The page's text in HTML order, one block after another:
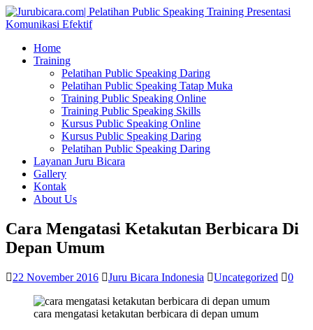
Home
Training
Pelatihan Public Speaking Daring
Pelatihan Public Speaking Tatap Muka
Training Public Speaking Online
Training Public Speaking Skills
Kursus Public Speaking Online
Kursus Public Speaking Daring
Pelatihan Public Speaking Daring
Layanan Juru Bicara
Gallery
Kontak
About Us
Cara Mengatasi Ketakutan Berbicara Di
Depan Umum
22 November 2016 Juru Bicara Indonesia Uncategorized 0
cara mengatasi ketakutan berbicara di depan umum